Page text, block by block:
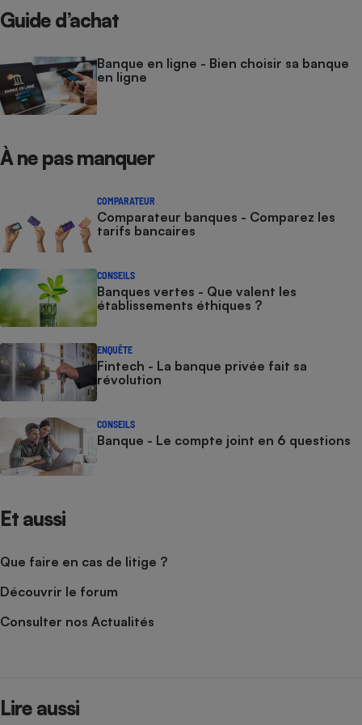
Guide d’achat
Banque en ligne - Bien choisir sa banque
en ligne
À ne pas manquer
COMPARATEUR
Comparateur banques - Comparez les
tarifs bancaires
CONSEILS
Banques vertes - Que valent les
établissements éthiques ?
ENQUÊTE
Fintech - La banque privée fait sa
révolution
CONSEILS
Banque - Le compte joint en 6 questions
Et aussi
Que faire en cas de litige ?
Découvrir le forum
Consulter nos Actualités
Lire aussi